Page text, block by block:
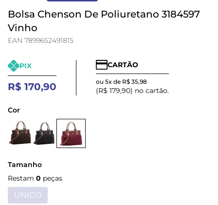
Bolsa Chenson De Poliuretano 3184597
Vinho
EAN 7899652491815
PIX
R$ 170,90
CARTÃO
ou 5x de R$ 35,98
(R$ 179,90) no cartão.
Cor
Tamanho
Restam 0 peças
UNICO